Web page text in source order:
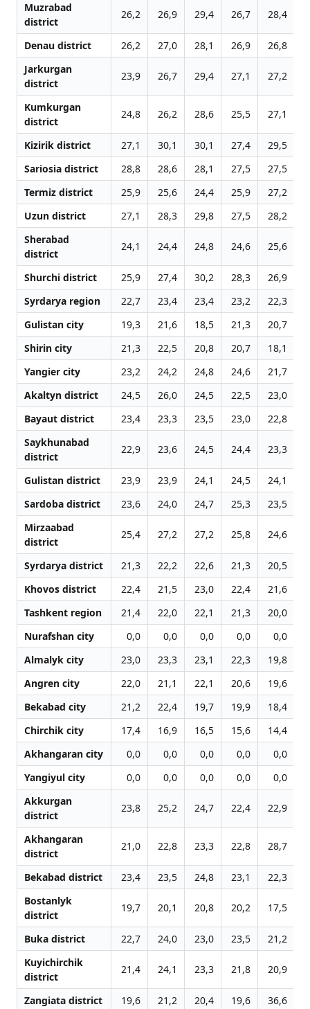
Muzrabad
district
26,2 26,9 29,4 26,7 28,4
Denau district 26,2 27,0 28,1 26,9 26,8
Jarkurgan
district
23,9 26,7 29,4 27,1 27,2
Kumkurgan
district
24,8 26,2 28,6 25,5 27,1
Kizirik district 27,1 30,1 30,1 27,4 29,5
Sariosia district
28,8 28,6 28,1 27,5 27,5
Termiz district
25,9 25,6 24,4 25,9 27,2
Uzun district
27,1 28,3 29,8 27,5 28,2
Sherabad
district
24,1 24,4 24,8 24,6 25,6
Shurchi district 25,9 27,4 30,2 28,3 26,9
Syrdarya region
22,7 23,4 23,4 23,2 22,3
Gulistan city
19,3 21,6 18,5 21,3 20,7
Shirin city
21,3 22,5 20,8 20,7 18,1
Yangier city
23,2 24,2 24,8 24,6 21,7
Akaltyn district
24,5 26,0 24,5 22,5 23,0
Bayaut district
23,4 23,3 23,5 23,0 22,8
Saykhunabad
district
22,9 23,6 24,5 24,4 23,3
Gulistan district 23,9 23,9 24,1 24,5 24,1
Sardoba district
23,6 24,0 24,7 25,3 23,5
Mirzaabad
district
25,4 27,2 27,2 25,8 24,6
Syrdarya district 21,3 22,2 22,6 21,3 20,5
Khovos district
22,4 21,5 23,0 22,4 21,6
Tashkent region
21,4 22,0 22,1 21,3 20,0
Nurafshan city
0,0 0,0 0,0 0,0 0,0
Almalyk city
23,0 23,3 23,1 22,3 19,8
Angren city
22,0 21,1 22,1 20,6 19,6
Bekabad city
21,2 22,4 19,7 19,9 18,4
Chirchik city
17,4 16,9 16,5 15,6 14,4
Akhangaran city
0,0 0,0 0,0 0,0 0,0
Yangiyul city
0,0 0,0 0,0 0,0 0,0
Akkurgan
district
23,8 25,2 24,7 22,4 22,9
Akhangaran
district
21,0 22,8 23,3 22,8 28,7
Bekabad district 23,4 23,5 24,8 23,1 22,3
Bostanlyk
district
19,7 20,1 20,8 20,2 17,5
Buka district 22,7 24,0 23,0 23,5 21,2
Kuyichirchik
district
21,4 24,1 23,3 21,8 20,9
Zangiata district 19,6 21,2 20,4 19,6 36,6